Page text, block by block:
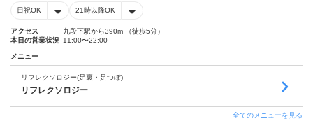
日祝OK 21時以降OK
アクセス
九段下駅から390m （徒歩5分）
本日の営業状況 11:00〜22:00
メニュー
リフレクソロジー(足裏・足つぼ)
リフレクソロジー
全てのメニューを見る